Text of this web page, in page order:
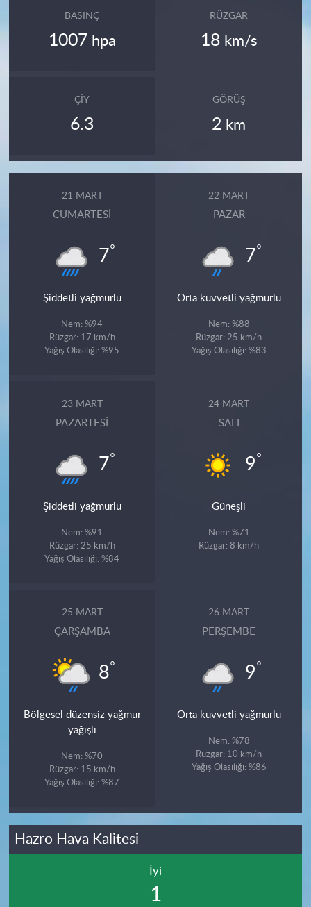
BASINÇ
1007 hpa
RÜZGAR
18 km/s
ÇIY
6.3
GÖRÜŞ
2 km
21 MART
CUMARTESI
7°
Şiddetli yağmurlu
Nem: %94
Rüzgar: 17 km/h
Yağış Olasılığı: %95
22 MART
PAZAR
7°
Orta kuvvetli yağmurlu
Nem: %88
Rüzgar: 25 km/h
Yağış Olasılığı: %83
23 MART
PAZARTESI
7°
Şiddetli yağmurlu
Nem: %91
Rüzgar: 25 km/h
Yağış Olasılığı: %84
24 MART
SALI
9°
Güneşli
Nem: %71
Rüzgar: 8 km/h
25 MART
ÇARŞAMBA
8°
Bölgesel düzensiz yağmur
yağışlı
Nem: %70
Rüzgar: 15 km/h
Yağış Olasılığı: %87
26 MART
PERŞEMBE
9°
Orta kuvvetli yağmurlu
Nem: %78
Rüzgar: 10 km/h
Yağış Olasılığı: %86
Hazro Hava Kalitesi
İyi
1